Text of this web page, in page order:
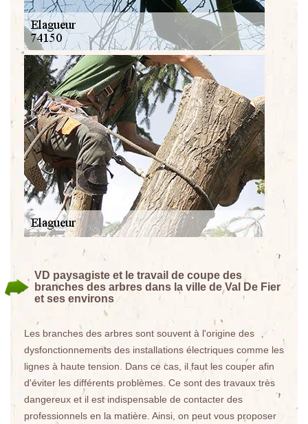
VD paysagiste et le travail de coupe des
branches des arbres dans la ville de Val De Fier
et ses environs
Les branches des arbres sont souvent à l'origine des
dysfonctionnements des installations électriques comme les
lignes à haute tension. Dans ce cas, il faut les couper afin
d'éviter les différents problèmes. Ce sont des travaux très
dangereux et il est indispensable de contacter des
professionnels en la matière. Ainsi, on peut vous proposer